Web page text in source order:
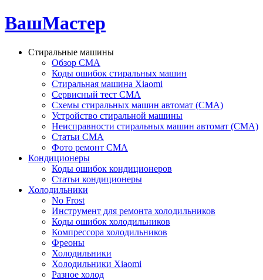
ВашМастер
Стиральные машины
Обзор СМА
Коды ошибок стиральных машин
Стиральная машина Xiaomi
Сервисный тест СМА
Схемы стиральных машин автомат (СМА)
Устройство стиральной машины
Неисправности стиральных машин автомат (СМА)
Статьи СМА
Фото ремонт СМА
Кондиционеры
Коды ошибок кондиционеров
Статьи кондиционеры
Холодильники
No Frost
Инструмент для ремонта холодильников
Коды ошибок холодильников
Компрессора холодильников
Фреоны
Холодильники
Холодильники Xiaomi
Разное холод